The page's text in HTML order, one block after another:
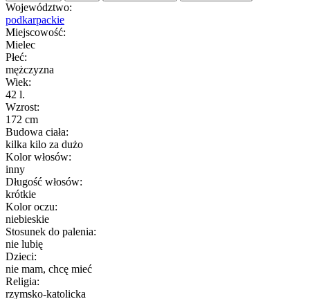
Województwo:
podkarpackie
Miejscowość:
Mielec
Płeć:
mężczyzna
Wiek:
42 l.
Wzrost:
172 cm
Budowa ciała:
kilka kilo za dużo
Kolor włosów:
inny
Długość włosów:
krótkie
Kolor oczu:
niebieskie
Stosunek do palenia:
nie lubię
Dzieci:
nie mam, chcę mieć
Religia:
rzymsko-katolicka